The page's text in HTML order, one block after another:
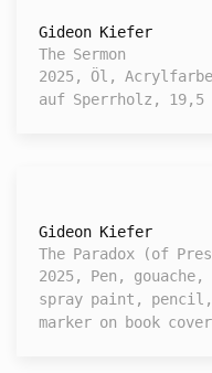
Gideon Kiefer
The Sermon
2025, Öl,
auf Sperrholz, 19,5
Gideon Kiefer
The Paradox (of
2025, Pen,
spray paint,
marker on book